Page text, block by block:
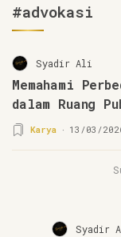
#advokasi
Syadir Ali
Memahami
dalam Ruang
Karya 13/03/
Syadir